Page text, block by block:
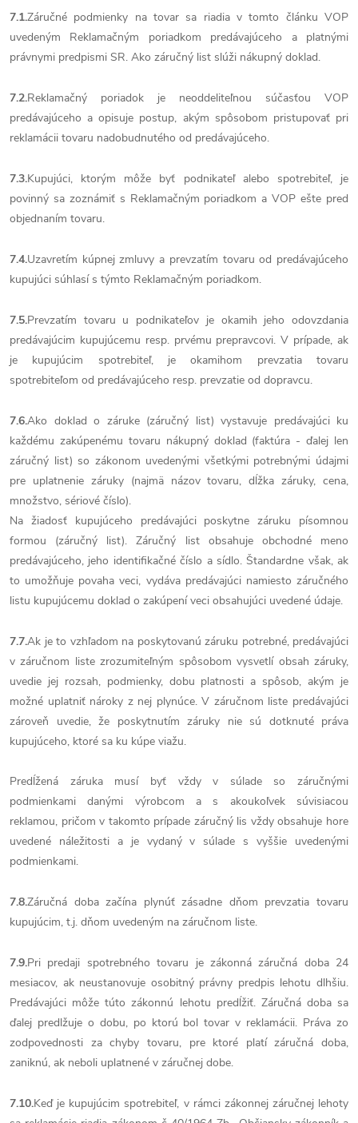
7.1.Záručné podmienky na tovar sa riadia v tomto článku VOP
uvedeným Reklamačným poriadkom predávajúceho a platnými
právnymi predpismi SR. Ako záručný list slúži nákupný doklad.
7.2.Reklamačný poriadok je neoddeliteľnou súčasťou VOP
predávajúceho a opisuje postup, akým spôsobom pristupovať pri
reklamácii tovaru nadobudnutého od predávajúceho.
7.3.Kupujúci, ktorým môže byť podnikateľ alebo spotrebiteľ, je
povinný sa zoznámiť s Reklamačným poriadkom a VOP ešte pred
objednaním tovaru.
7.4.Uzavretím kúpnej zmluvy a prevzatím tovaru od predávajúceho
kupujúci súhlasí s týmto Reklamačným poriadkom.
7.5.Prevzatím tovaru u podnikateľov je okamih jeho odovzdania
predávajúcim kupujúcemu resp. prvému prepravcovi. V prípade, ak
je kupujúcim spotrebiteľ, je okamihom prevzatia tovaru
spotrebiteľom od predávajúceho resp. prevzatie od dopravcu.
7.6.Ako doklad o záruke (záručný list) vystavuje predávajúci ku
každému zakúpenému tovaru nákupný doklad (faktúra - ďalej len
záručný list) so zákonom uvedenými všetkými potrebnými údajmi
pre uplatnenie záruky (najmä názov tovaru, dĺžka záruky, cena,
množstvo, sériové číslo).
Na žiadosť kupujúceho predávajúci poskytne záruku písomnou
formou (záručný list). Záručný list obsahuje obchodné meno
predávajúceho, jeho identifikačné číslo a sídlo. Štandardne však, ak
to umožňuje povaha veci, vydáva predávajúci namiesto záručného
listu kupujúcemu doklad o zakúpení veci obsahujúci uvedené údaje.
7.7.Ak je to vzhľadom na poskytovanú záruku potrebné, predávajúci
v záručnom liste zrozumiteľným spôsobom vysvetlí obsah záruky,
uvedie jej rozsah, podmienky, dobu platnosti a spôsob, akým je
možné uplatniť nároky z nej plynúce. V záručnom liste predávajúci
zároveň uvedie, že poskytnutím záruky nie sú dotknuté práva
kupujúceho, ktoré sa ku kúpe viažu.
Predĺžená záruka musí byť vždy v súlade so záručnými
podmienkami danými výrobcom a s akoukoľvek súvisiacou
reklamou, pričom v takomto prípade záručný lis vždy obsahuje hore
uvedené náležitosti a je vydaný v súlade s vyššie uvedenými
podmienkami.
7.8.Záručná doba začína plynúť zásadne dňom prevzatia tovaru
kupujúcim, t.j. dňom uvedeným na záručnom liste.
7.9.Pri predaji spotrebného tovaru je zákonná záručná doba 24
mesiacov, ak neustanovuje osobitný právny predpis lehotu dlhšiu.
Predávajúci môže túto zákonnú lehotu predĺžiť. Záručná doba sa
ďalej predlžuje o dobu, po ktorú bol tovar v reklamácii. Práva zo
zodpovednosti za chyby tovaru, pre ktoré platí záručná doba,
zaniknú, ak neboli uplatnené v záručnej dobe.
7.10.Keď je kupujúcim spotrebiteľ, v rámci zákonnej záručnej lehoty